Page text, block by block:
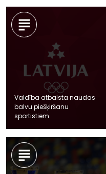
Valdība atbalsta naudas
balvu piešķiršanu
sportistiem